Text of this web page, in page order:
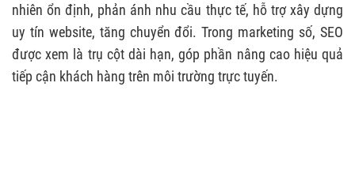
5.1. Nghiên cứu từ khóa theo Search Intent
5.2. Xây dựng nội dung chuẩn Semantic SEO
5.3. Tối ưu website & trải nghiệm người dùng
nhiên ổn định, phản ánh nhu cầu thực tế, hỗ trợ xây dựng
uy tín website, tăng chuyển đổi. Trong marketing số, SEO
được xem là trụ cột dài hạn, góp phần nâng cao hiệu quả
tiếp cận khách hàng trên môi trường trực tuyến.